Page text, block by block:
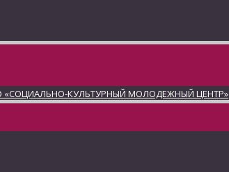
КУЛЬТУРНЫЙ МОЛОДЕЖНЫЙ ЦЕНТР»